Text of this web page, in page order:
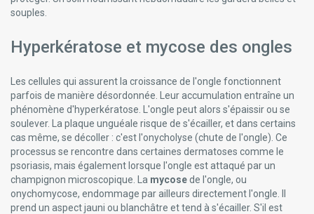
souples.
Hyperkératose et mycose des ongles
Les cellules qui assurent la croissance de l'ongle fonctionnent
parfois de manière désordonnée. Leur accumulation entraîne un
phénomène d'hyperkératose. L'ongle peut alors s'épaissir ou se
soulever. La plaque unguéale risque de s'écailler, et dans certains
cas même, se décoller : c'est l'onycholyse (chute de l'ongle). Ce
processus se rencontre dans certaines dermatoses comme le
psoriasis, mais également lorsque l'ongle est attaqué par un
champignon microscopique. La mycosede l'ongle, ou
onychomycose, endommage par ailleurs directement l'ongle. Il
prend un aspect jauni ou blanchâtre et tend à s'écailler. S'il est